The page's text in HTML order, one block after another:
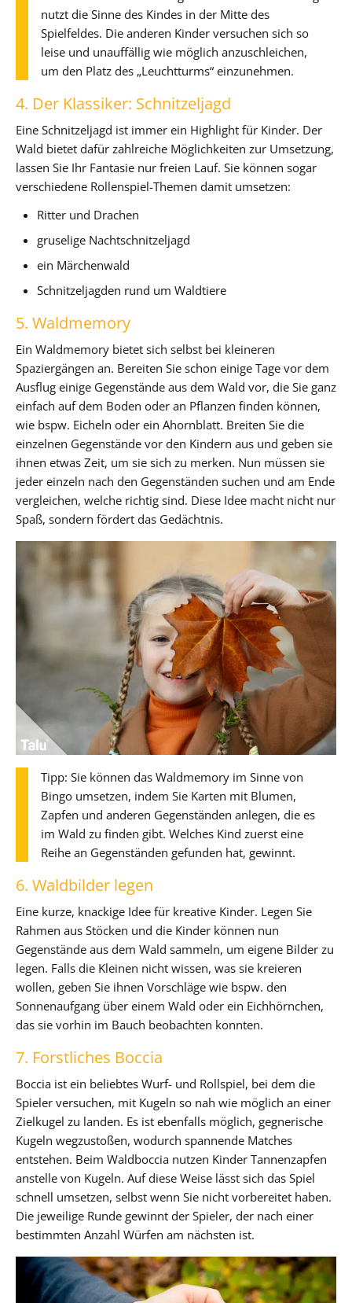
nutzt die Sinne des Kindes in der Mitte des
Spielfeldes. Die anderen Kinder versuchen sich so
leise und unauffällig wie möglich anzuschleichen,
um den Platz des „Leuchtturms“ einzunehmen.
4. Der Klassiker: Schnitzeljagd
Eine Schnitzeljagd ist immer ein Highlight für Kinder. Der
Wald bietet dafür zahlreiche Möglichkeiten zur Umsetzung,
lassen Sie Ihr Fantasie nur freien Lauf. Sie können sogar
verschiedene Rollenspiel-Themen damit umsetzen:
Ritter und Drachen
gruselige Nachtschnitzeljagd
ein Märchenwald
Schnitzeljagden rund um Waldtiere
5. Waldmemory
Ein Waldmemory bietet sich selbst bei kleineren
Spaziergängen an. Bereiten Sie schon einige Tage vor dem
Ausflug einige Gegenstände aus dem Wald vor, die Sie ganz
einfach auf dem Boden oder an Pflanzen finden können,
wie bspw. Eicheln oder ein Ahornblatt. Breiten Sie die
einzelnen Gegenstände vor den Kindern aus und geben sie
ihnen etwas Zeit, um sie sich zu merken. Nun müssen sie
jeder einzeln nach den Gegenständen suchen und am Ende
vergleichen, welche richtig sind. Diese Idee macht nicht nur
Spaß, sondern fördert das Gedächtnis.
Tipp: Sie können das Waldmemory im Sinne von
Bingo umsetzen, indem Sie Karten mit Blumen,
Zapfen und anderen Gegenständen anlegen, die es
im Wald zu finden gibt. Welches Kind zuerst eine
Reihe an Gegenständen gefunden hat, gewinnt.
6. Waldbilder legen
Eine kurze, knackige Idee für kreative Kinder. Legen Sie
Rahmen aus Stöcken und die Kinder können nun
Gegenstände aus dem Wald sammeln, um eigene Bilder zu
legen. Falls die Kleinen nicht wissen, was sie kreieren
wollen, geben Sie ihnen Vorschläge wie bspw. den
Sonnenaufgang über einem Wald oder ein Eichhörnchen,
das sie vorhin im Bauch beobachten konnten.
7. Forstliches Boccia
Boccia ist ein beliebtes Wurf- und Rollspiel, bei dem die
Spieler versuchen, mit Kugeln so nah wie möglich an einer
Zielkugel zu landen. Es ist ebenfalls möglich, gegnerische
Kugeln wegzustoßen, wodurch spannende Matches
entstehen. Beim Waldboccia nutzen Kinder Tannenzapfen
anstelle von Kugeln. Auf diese Weise lässt sich das Spiel
schnell umsetzen, selbst wenn Sie nicht vorbereitet haben.
Die jeweilige Runde gewinnt der Spieler, der nach einer
bestimmten Anzahl Würfen am nächsten ist.